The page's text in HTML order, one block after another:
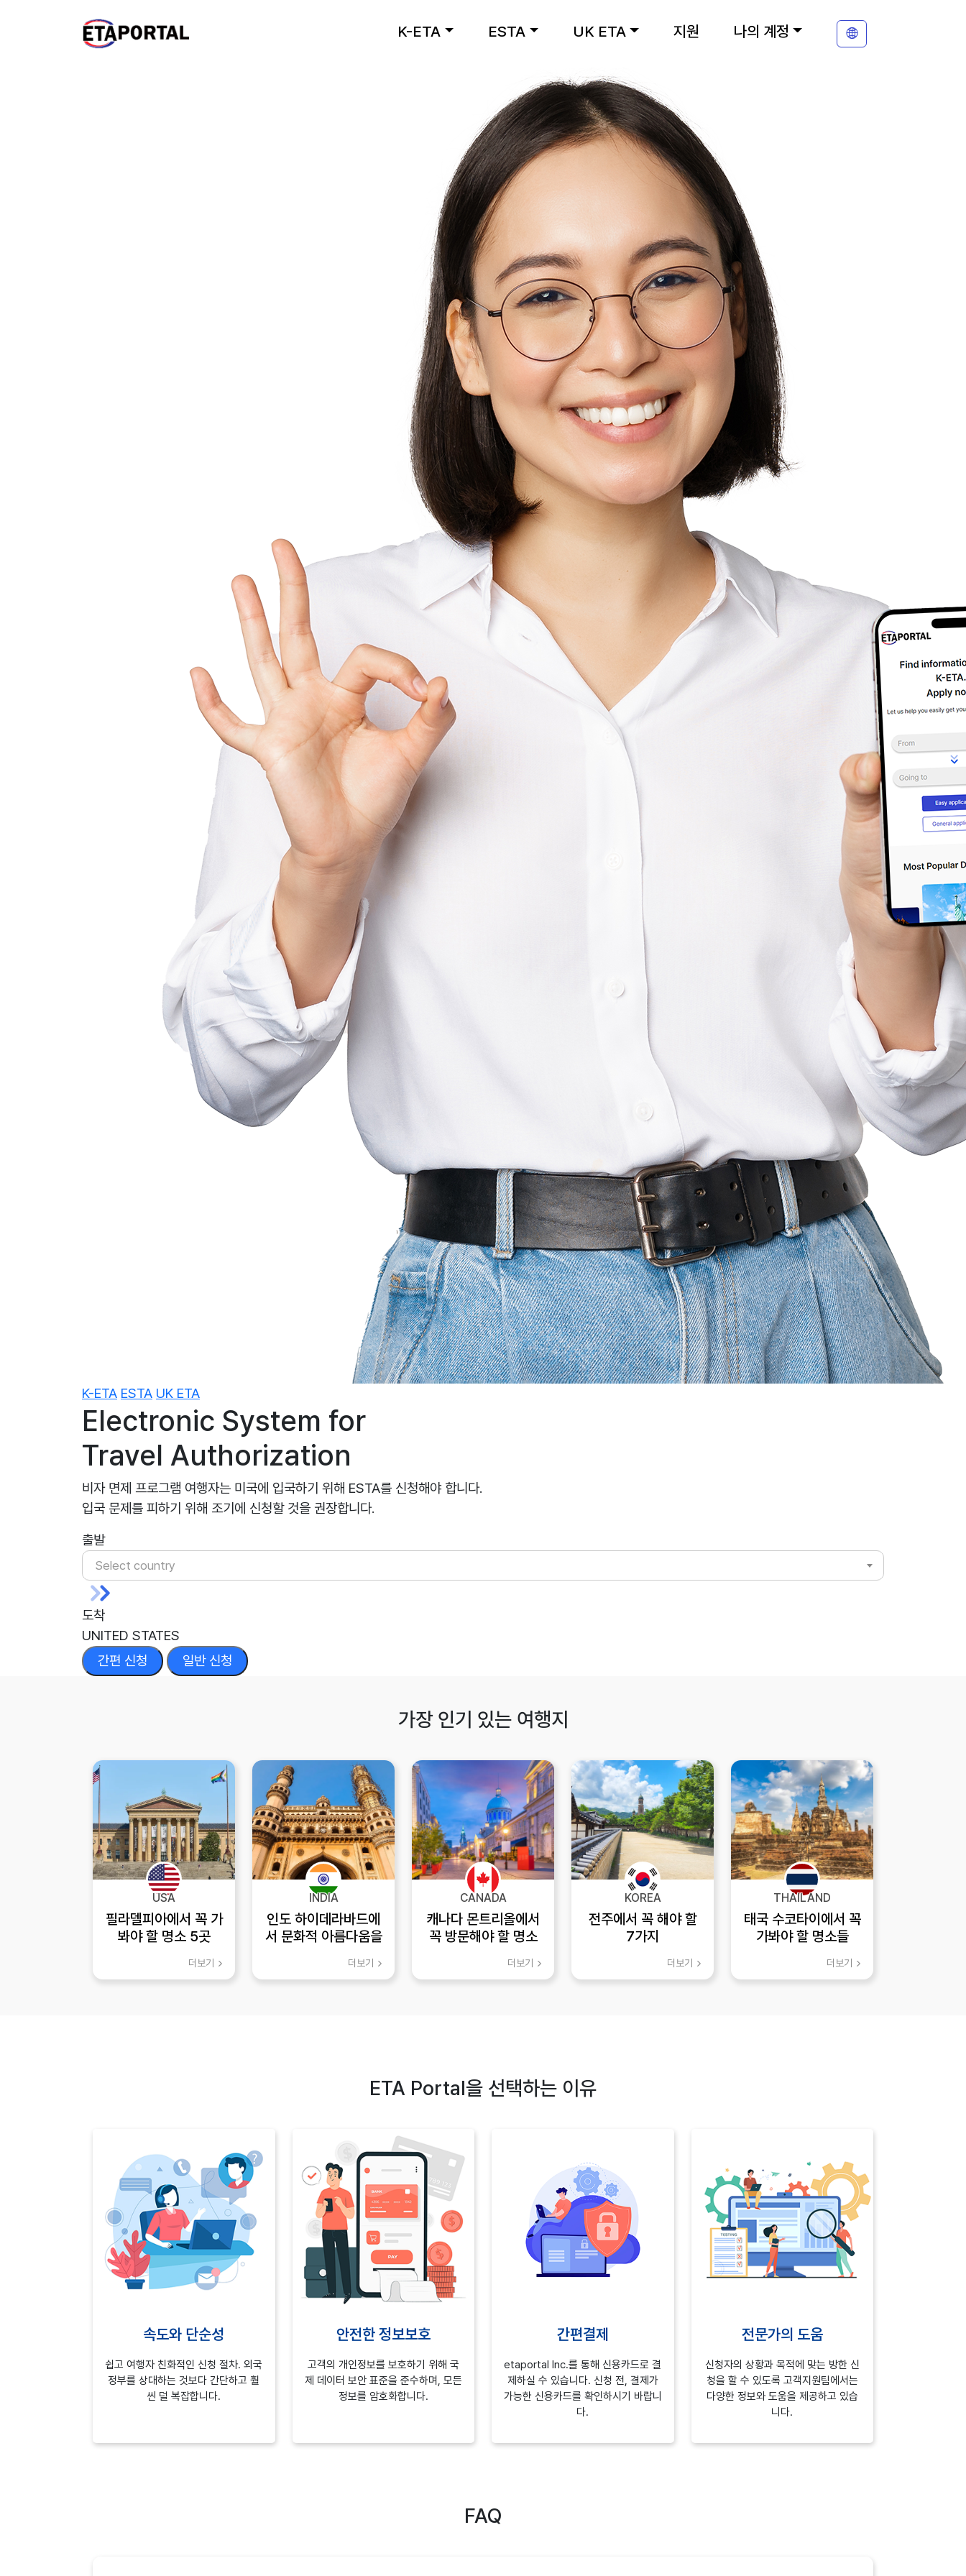
K-ETA ESTA UK ETA 지원 나의 계정
K-ETA ESTA UK ETA
Electronic System for
Travel Authorization
비자 면제 프로그램 여행자는 미국에 입국하기 위해 ESTA를 신청해야 합니다.
입국 문제를 피하기 위해 조기에 신청할 것을 권장합니다.
출발
Select country
도착
UNITED STATES
간편 신청
일반 신청
가장 인기 있는 여행지
USA
필라델피아에서 꼭 가
봐야 할 명소 5곳
더보기
INDIA
인도 하이데라바드에
서 문화적 아름다움을
더보기
CANADA
캐나다 몬트리올에서
꼭 방문해야 할 명소
더보기
KOREA
전주에서 꼭 해야 할
7가지
더보기
THAILAND
태국 수코타이에서 꼭
가봐야 할 명소들
더보기
ETA Portal을 선택하는 이유
속도와 단순성
쉽고 여행자 친화적인 신청 절차. 외국
정부를 상대하는 것보다 간단하고 훨
씬 덜 복잡합니다.
안전한 정보보호
고객의 개인정보를 보호하기 위해 국
제 데이터 보안 표준을 준수하며, 모든
정보를 암호화합니다.
간편결제
etaportal Inc.를 통해 신용카드로 결
제하실 수 있습니다. 신청 전, 결제가
가능한 신용카드를 확인하시기 바랍니
다.
전문가의 도움
신청자의 상황과 목적에 맞는 방한 신
청을 할 수 있도록 고객지원팀에서는
다양한 정보와 도움을 제공하고 있습
니다.
FAQ